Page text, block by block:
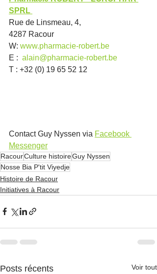
SPRL
Rue de Linsmeau, 4,
4287 Racour
W: www.pharmacie-robert.be
E : alain@pharmacie-robert.be
T : +32 (0) 19 65 52 12
Contact Guy Nyssen via Facebook
Messenger
RacourCulture histoireGuy Nyssen
Nosse Bia P'tit Viyedje
Histoire de Racour
Initiatives à Racour
Posts récents Voir tout